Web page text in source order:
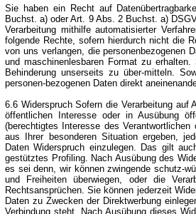
Sie haben ein Recht auf
Buchst. a) oder Art. 9 Abs. 2 Buchst. a)
Verarbeitung mithilfe automatisierter
folgende Rechte, sofern hierdurch nicht die
von uns verlangen, die personenbezogenen
und maschinenlesbaren Format zu
Behinderung unserseits zu über-mitteln.
personen-bezogenen Daten direkt
6.6 Widerspruch Sofern die Verarbeitung
öffentlichen Interesse oder in Ausübung
(berechtigtes Interesse des
aus Ihrer besonderen Situation ergeben,
Daten Widerspruch einzulegen. Das gilt
gestütztes Profiling. Nach Ausübung des
es sei denn, wir können zwingende schutz-
und Freiheiten überwiegen, oder die
Rechtsansprüchen. Sie können jederzeit
Daten zu Zwecken der Direktwerbung
Verbindung steht. Nach Ausübung dieses